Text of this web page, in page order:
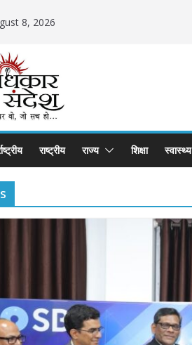
8, 2026
राष्ट्रीय राज्य शिक्षा स्वास्थ्य